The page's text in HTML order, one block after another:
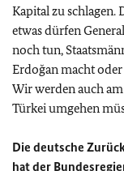
Kapital zu schlagen.
etwas dürfen
noch tun,
Erdoğan macht
Wir werden auch
Türkei umgehen
Die deutsche
hat der